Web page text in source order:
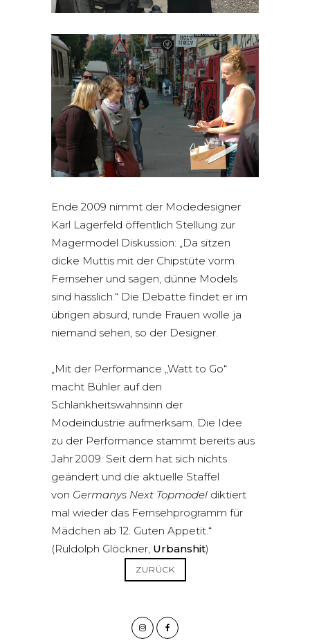
Ende 2009 nimmt der Modedesigner
Karl Lagerfeld öffentlich Stellung zur
Magermodel Diskussion: „Da sitzen
dicke Muttis mit der Chipstüte vorm
Fernseher und sagen, dünne Models
sind hässlich.“ Die Debatte findet er im
übrigen absurd, runde Frauen wolle ja
niemand sehen, so der Designer.
„Mit der Performance „Watt to Go“
macht Bühler auf den
Schlankheitswahnsinn der
Modeindustrie aufmerksam. Die Idee
zu der Performance stammt bereits aus
Jahr 2009. Seit dem hat sich nichts
geändert und die aktuelle Staffel
von Germanys Next Topmodel diktiert
mal wieder das Fernsehprogramm für
Mädchen ab 12. Guten Appetit.“
(Ruldolph Glöckner, Urbanshit)
ZURÜCK